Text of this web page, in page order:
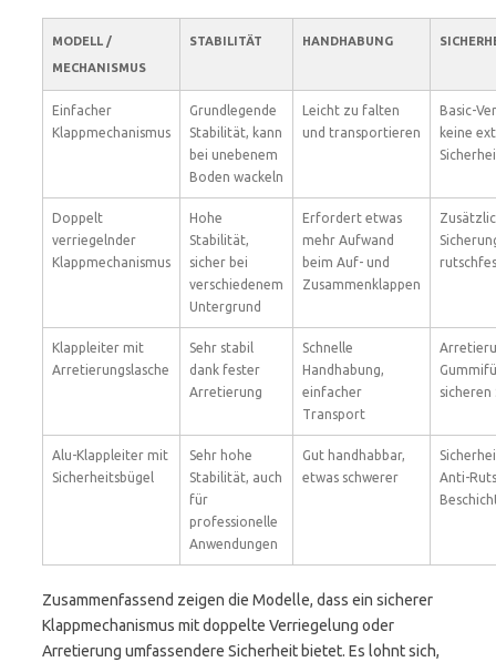
MODELL /
MECHANISMUS
STABILITÄT HANDHABUNG
Einfacher
Klappmechanismus
Grundlegende
Stabilität, kann
bei unebenem
Boden wackeln
Leicht zu falten
und transportieren
Basic-
keine
Doppelt
verriegelnder
Klappmechanismus
Hohe
Stabilität,
sicher bei
verschiedenem
Untergrund
Erfordert etwas
mehr Aufwand
beim Auf- und
Zusammenklappen
Klappleiter mit
Arretierungslasche
Sehr stabil
dank fester
Arretierung
Schnelle
Handhabung,
einfacher
Transport
sicheren
Alu-Klappleiter mit
Sicherheitsbügel
Sehr hohe
Stabilität, auch
für
professionelle
Anwendungen
Gut handhabbar,
etwas schwerer
Anti-
Zusammenfassend zeigen die Modelle, dass ein sicherer
Klappmechanismus mit doppelte Verriegelung oder
Arretierung umfassendere Sicherheit bietet. Es lohnt sich,